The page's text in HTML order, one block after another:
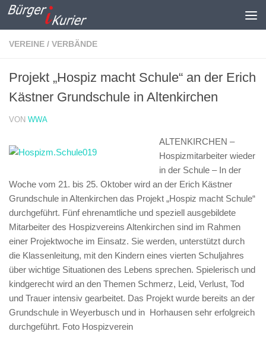
Zum Inhalt springen
VEREINE / VERBÄNDE
Projekt „Hospiz macht Schule“ an der Erich
Kästner Grundschule in Altenkirchen
VON WWA
ALTENKIRCHEN –
Hospizmitarbeiter wieder
in der Schule – In der
Woche vom 21. bis 25. Oktober wird an der Erich Kästner
Grundschule in Altenkirchen das Projekt „Hospiz macht Schule“
durchgeführt. Fünf ehrenamtliche und speziell ausgebildete
Mitarbeiter des Hospizvereins Altenkirchen sind im Rahmen
einer Projektwoche im Einsatz. Sie werden, unterstützt durch
die Klassenleitung, mit den Kindern eines vierten Schuljahres
über wichtige Situationen des Lebens sprechen. Spielerisch und
kindgerecht wird an den Themen Schmerz, Leid, Verlust, Tod
und Trauer intensiv gearbeitet. Das Projekt wurde bereits an der
Grundschule in Weyerbusch und in Horhausen sehr erfolgreich
durchgeführt. Foto Hospizverein